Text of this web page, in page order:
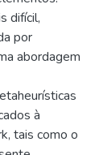
difícil,
por
abordagem
à
tais como o